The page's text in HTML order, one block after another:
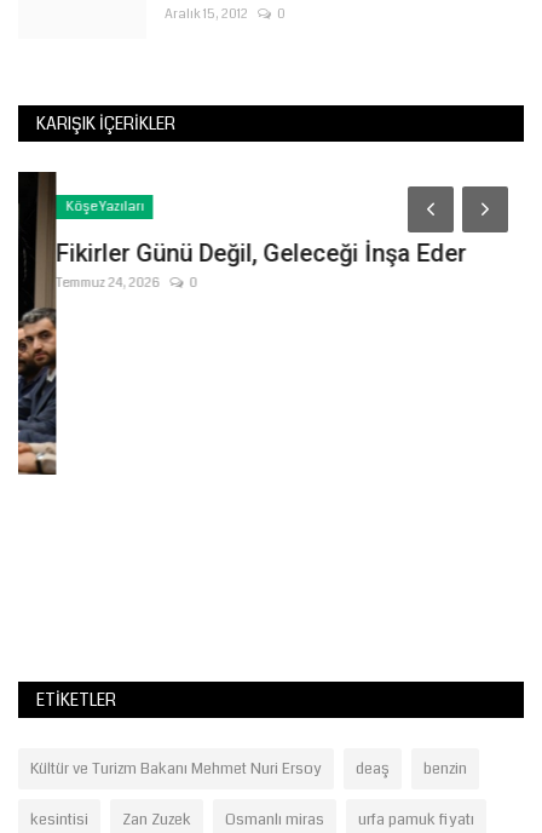
Aralık 15, 2012 0
KARIŞIK İÇERIKLER
Köşe Yazıları
Fikirler Günü Değil, Geleceği İnşa Eder
Temmuz 24, 2026 0
ETIKETLER
Kültür ve Turizm Bakanı Mehmet Nuri Ersoy deaş benzin
kesintisi Zan Zuzek Osmanlı miras urfa pamuk fiyatı